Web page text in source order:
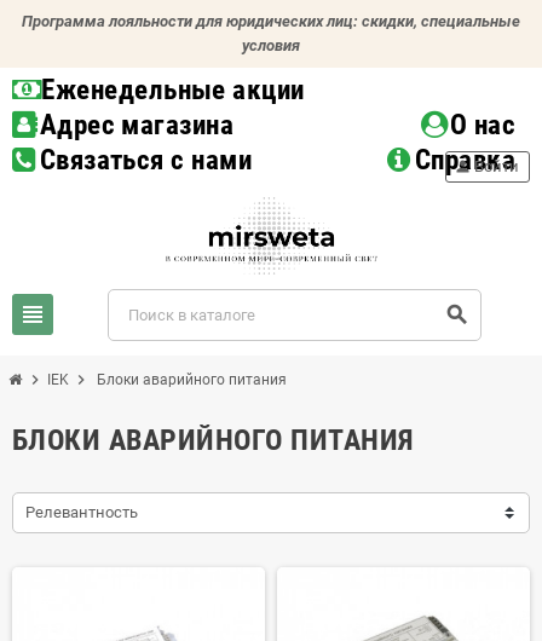
Программа лояльности для юридических лиц: скидки, специальные
условия
Еженедельные акции
Адрес магазина
О нас
Связаться с нами
Справка
view_headline search
person Войти
chevron_right IEK chevron_right Блоки аварийного питания
БЛОКИ АВАРИЙНОГО ПИТАНИЯ
Релевантность